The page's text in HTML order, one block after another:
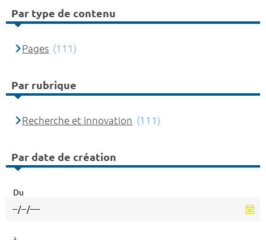
Par type de contenu
Pages (111)
Par rubrique
Recherche et innovation (111)
Par date de création
Du